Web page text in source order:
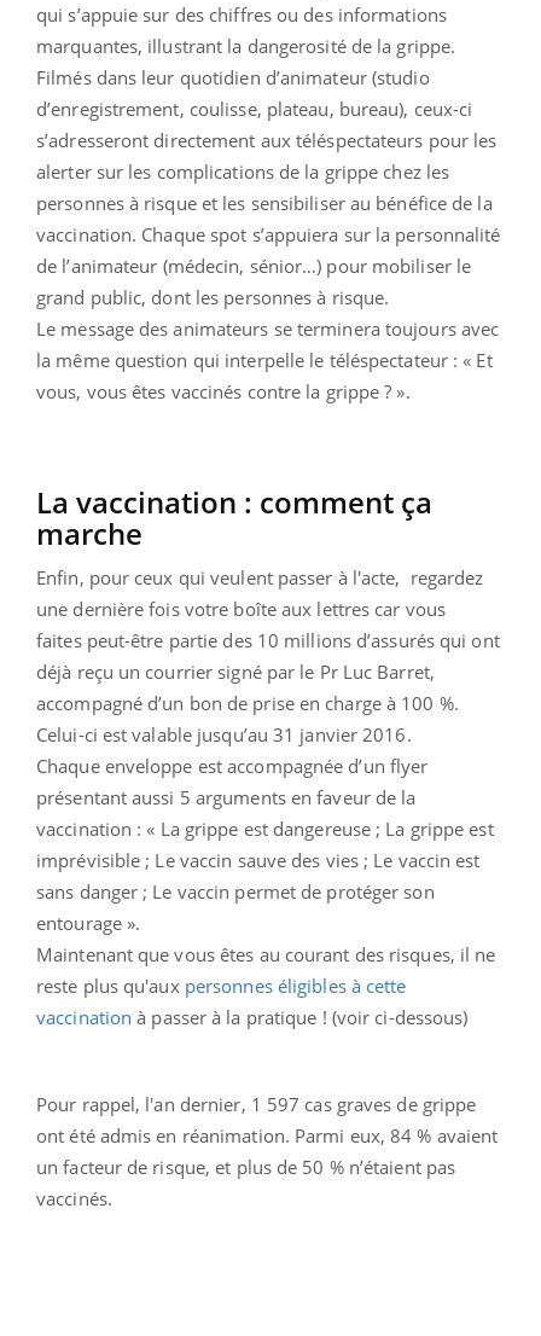
qui s’appuie sur des chiffres ou des informations
marquantes, illustrant la dangerosité de la grippe.
Filmés dans leur quotidien d’animateur (studio
d’enregistrement, coulisse, plateau, bureau), ceux-ci
s’adresseront directement aux téléspectateurs pour les
alerter sur les complications de la grippe chez les
personnes à risque et les sensibiliser au bénéfice de la
vaccination. Chaque spot s’appuiera sur la personnalité
de l’animateur (médecin, sénior…) pour mobiliser le
grand public, dont les personnes à risque.
Le message des animateurs se terminera toujours avec
la même question qui interpelle le téléspectateur : « Et
vous, vous êtes vaccinés contre la grippe ? ».
La vaccination : comment ça
marche
Enfin, pour ceux qui veulent passer à l'acte, regardez
une dernière fois votre boîte aux lettres car vous
faites peut-être partie des 10 millions d’assurés qui ont
déjà reçu un courrier signé par le Pr Luc Barret,
accompagné d’un bon de prise en charge à 100 %.
Celui-ci est valable jusqu’au 31 janvier 2016.
Chaque enveloppe est accompagnée d’un flyer
présentant aussi 5 arguments en faveur de la
vaccination : « La grippe est dangereuse ; La grippe est
imprévisible ; Le vaccin sauve des vies ; Le vaccin est
sans danger ; Le vaccin permet de protéger son
entourage ».
Maintenant que vous êtes au courant des risques, il ne
reste plus qu'aux personnes éligibles à cette
vaccination à passer à la pratique ! (voir ci-dessous)
Pour rappel, l'an dernier, 1 597 cas graves de grippe
ont été admis en réanimation. Parmi eux, 84 % avaient
un facteur de risque, et plus de 50 % n’étaient pas
vaccinés.